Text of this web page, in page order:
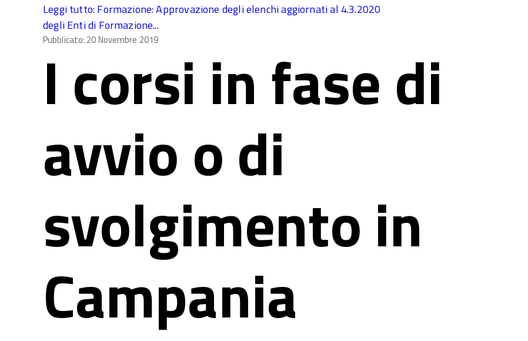
Leggi tutto: Formazione: Approvazione degli elenchi aggiornati al 4.3.2020
degli Enti di Formazione...
Pubblicato: 20 Novembre 2019
I corsi in fase di
avvio o di
svolgimento in
Campania